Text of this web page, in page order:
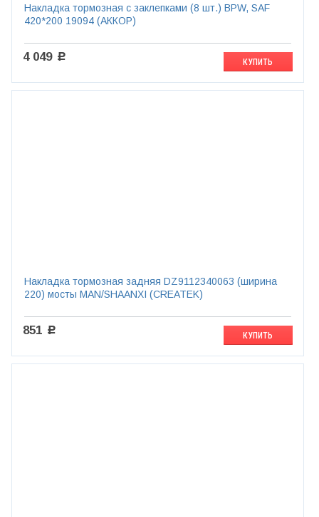
Накладка тормозная с заклепками (8 шт.) BPW, SAF
420*200 19094 (АККОР)
4 049 c
КУПИТЬ
Накладка тормозная задняя DZ9112340063 (ширина
220) мосты MAN/SHAANXI (CREATEK)
851 c
КУПИТЬ